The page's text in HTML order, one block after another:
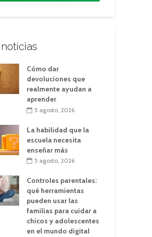
Cómo dar
devoluciones que
realmente ayudan a
aprender
5 agosto, 2026
La habilidad que la
escuela necesita
enseñar más
5 agosto, 2026
Controles parentales:
qué herramientas
pueden usar las
familias para cuidar a
chicos y adolescentes
en el mundo digital